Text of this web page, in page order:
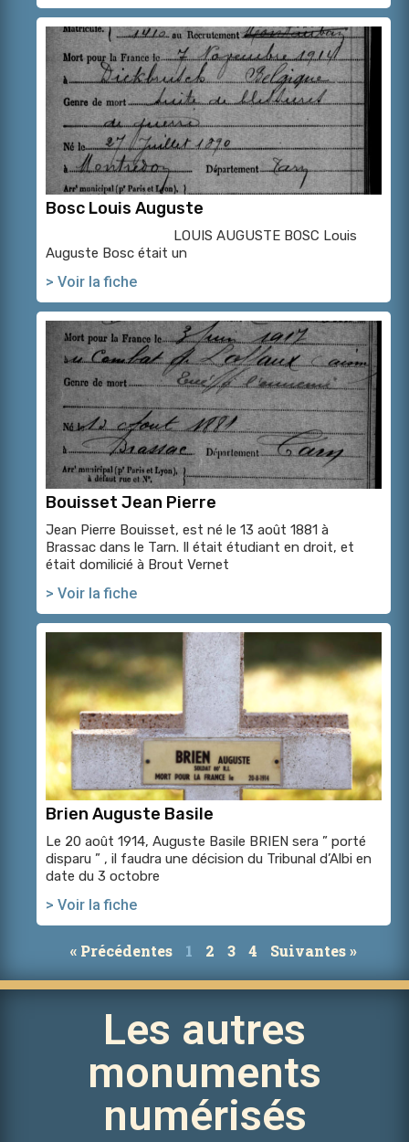
Bosc Louis Auguste
LOUIS AUGUSTE BOSC Louis
Auguste Bosc était un
> Voir la fiche
Bouisset Jean Pierre
Jean Pierre Bouisset, est né le 13 août 1881 à
Brassac dans le Tarn. Il était étudiant en droit, et
était domilicié à Brout Vernet
> Voir la fiche
Brien Auguste Basile
Le 20 août 1914, Auguste Basile BRIEN sera ” porté
disparu ” , il faudra une décision du Tribunal d’Albi en
date du 3 octobre
> Voir la fiche
« Précédentes 1 2 3 4 Suivantes »
Les autres
monuments
numérisés